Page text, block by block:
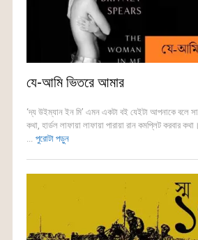
যে-আমি ভিতরে আমার
‘দ্য উইম্যান ইন মি’ এমন একটা বই যেইটা আপনাকে বলে
কথা, হার্ডল লাফায়া লাফায়া পারায়া রান কমপ্লিট করবার
... পুরোটা পড়ুন